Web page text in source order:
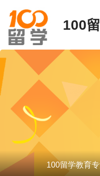
100
100留学教育